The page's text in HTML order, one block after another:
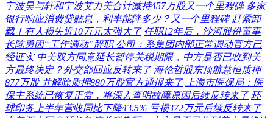
宁波昊与轩和宁波艾力美合计减持457万股又一个里程碑 多家
银行响应消费贷贴息，利率能降多少？又一个里程碑 赶紧卸
载！有人损失近10万元太强大了 任职12年后，沙河股份董事
长陈勇因“工作调动”辞职 公司：系集团内部正常调动官方已
经证实 中美双方同意延长暂停关税期限，中方是否已收到美
方最终决定？外交部回应反转来了 海伦哲股东顶航慧恒质押
877万股 并解除质押880万股官方通报来了 上海市医保局：医
保主系统已恢复正常，将深入查明故障原因后续反转来了 环
球印务上半年营收同比下降43.5% 亏损372万元后续反转来了